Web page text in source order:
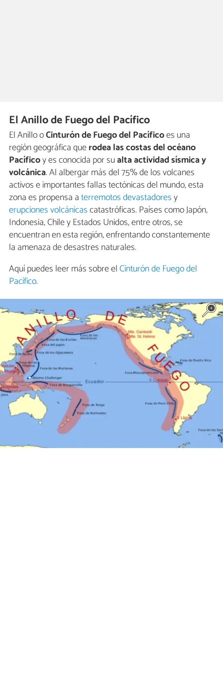
El Anillo de Fuego del Pacífico
El Anillo oCinturón de Fuego del Pacíficoes una
región geográfica querodea las costas del océano
Pacíficoy es conocida por sualta actividad sísmica y
volcánica. Al albergar más del 75% de los volcanes
activos e importantes fallas tectónicas del mundo, esta
zona es propensa aterremotos devastadoresy
erupciones volcánicascatastróficas. Países como Japón,
Indonesia, Chile y Estados Unidos, entre otros, se
encuentran en esta región, enfrentando constantemente
la amenaza de desastres naturales.
Aquí puedes leer más sobre elCinturón de Fuego del
Pacífico.